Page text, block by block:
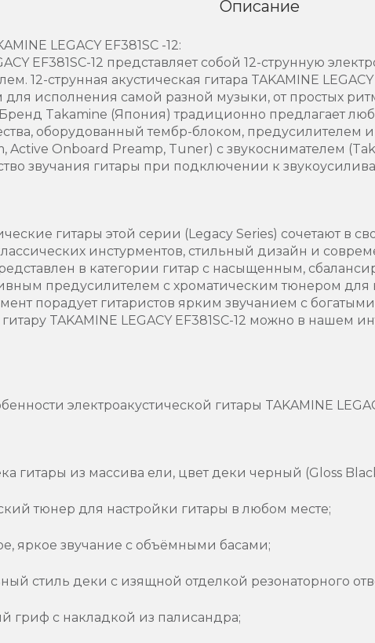
Описание
LEGACY EF381SC -12:
EF381SC-12 представляет собой 12-струнную
12-струнная акустическая гитара TAKAMINE
для исполнения самой разной музыки, от простых
Takamine (Япония) традиционно предлагает
оборудованный тембр-блоком, предусилителем
Active Onboard Preamp, Tuner) с звукоснимателем
звучания гитары при подключении к
гитары этой серии (Legacy Series) сочетают в
инстурментов, стильный дизайн и
в категории гитар с насыщенным,
предусилителем с хроматическим тюнером
порадует гитаристов ярким звучанием с
TAKAMINE LEGACY EF381SC-12 можно в нашем
электроакустической гитары TAKAMINE
гитары из массива ели, цвет деки черный (Gloss
тюнер для настройки гитары в любом месте;
яркое звучание с объёмными басами;
стиль деки с изящной отделкой резонаторного
гриф с накладкой из палисандра;